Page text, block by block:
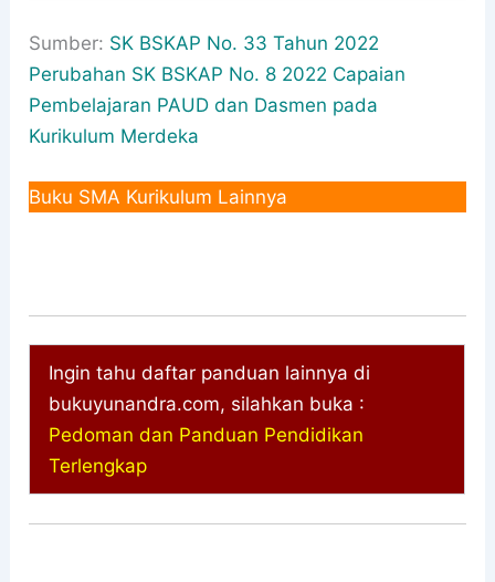
Sumber: SK BSKAP No. 33 Tahun 2022
Perubahan SK BSKAP No. 8 2022 Capaian
Pembelajaran PAUD dan Dasmen pada
Kurikulum Merdeka
Buku SMA Kurikulum Lainnya
Ingin tahu daftar panduan lainnya di
bukuyunandra.com, silahkan buka :
Pedoman dan Panduan Pendidikan
Terlengkap